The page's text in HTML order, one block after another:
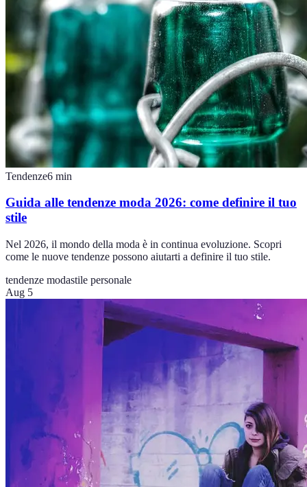
Tendenze6 min
Guida alle tendenze moda 2026: come definire il tuo
stile
Nel 2026, il mondo della moda è in continua evoluzione. Scopri
come le nuove tendenze possono aiutarti a definire il tuo stile.
tendenze modastile personale
Aug 5